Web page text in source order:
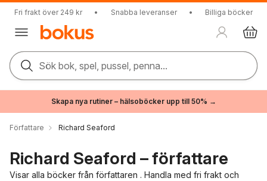
Fri frakt över 249 kr • Snabba leveranser • Billiga böcker
Sök bok, spel, pussel, penna...
Skapa nya rutiner – hälsoböcker upp till 50% →
Författare Richard Seaford
Richard Seaford – författare
Visar alla böcker från författaren . Handla med fri frakt och